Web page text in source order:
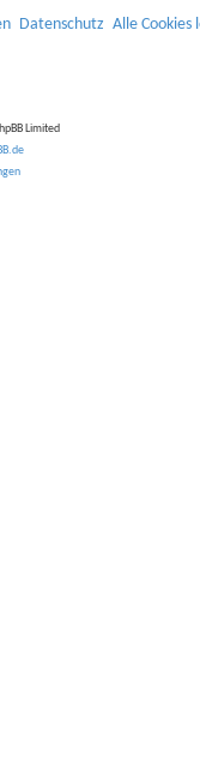
Alle Cookies
Datenschutz
Limited